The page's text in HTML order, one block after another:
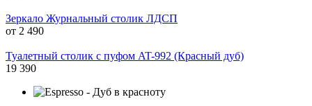
Зеркало Журнальный столик ЛДСП
от 2 490
Туалетный столик с пуфом AT-992 (Красный дуб)
19 390